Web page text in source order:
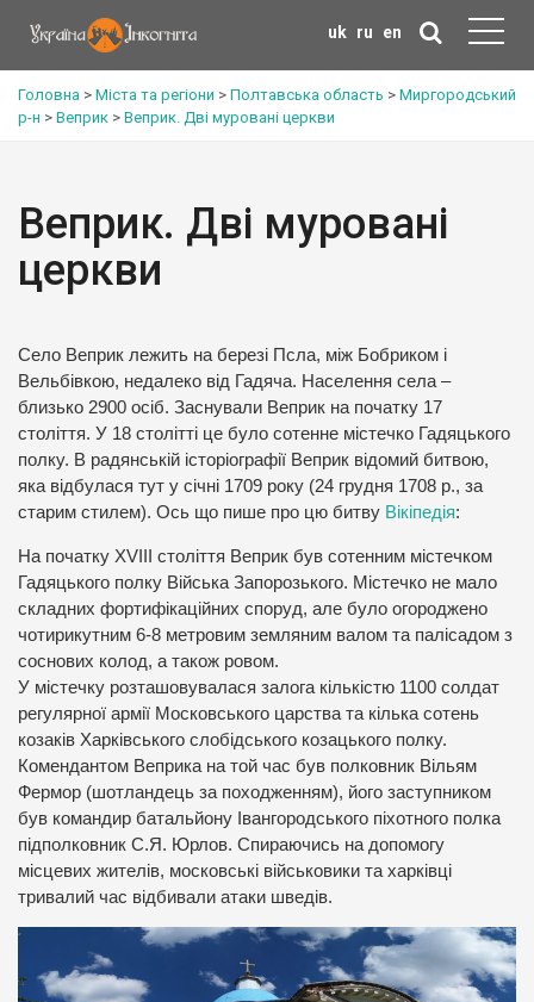
uk ru en
Головна > Міста та регіони > Полтавська область > Миргородський
р-н > Веприк > Веприк. Дві муровані церкви
Веприк. Дві муровані
церкви
Село Веприк лежить на березі Псла, між Бобриком і
Вельбівкою, недалеко від Гадяча. Населення села –
близько 2900 осіб. Заснували Веприк на початку 17
століття. У 18 столітті це було сотенне містечко Гадяцького
полку. В радянській історіографії Веприк відомий битвою,
яка відбулася тут у січні 1709 року (24 грудня 1708 р., за
старим стилем). Ось що пише про цю битву Вікіпедія:
На початку XVIII століття Веприк був сотенним містечком
Гадяцького полку Війська Запорозького. Містечко не мало
складних фортифікаційних споруд, але було огороджено
чотирикутним 6-8 метровим земляним валом та палісадом з
соснових колод, а також ровом.
У містечку розташовувалася залога кількістю 1100 солдат
регулярної армії Московського царства та кілька сотень
козаків Харківського слобідського козацького полку.
Комендантом Веприка на той час був полковник Вільям
Фермор (шотландець за походженням), його заступником
був командир батальйону Івангородського піхотного полка
підполковник С.Я. Юрлов. Спираючись на допомогу
місцевих жителів, московські військовики та харківці
тривалий час відбивали атаки шведів.